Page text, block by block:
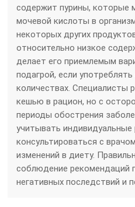
содержит пурины, которые
мочевой кислоты в
некоторых других
относительно низкое
делает его приемлемым
подагрой, если
количествах. Специалисты
кешью в рацион, но с
периоды обострения
учитывать индивидуальные
консультироваться с
изменений в диету.
соблюдение рекомендаций
негативных последствий и